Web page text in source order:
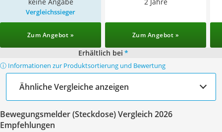
Vergleichssieger
Zum Angebot » Zum Angebot »
Erhältlich bei *
ⓘ Informationen zur Produktsortierung und Bewertung
Ähnliche Vergleiche anzeigen
Bewegungsmelder (Steckdose) Vergleich 2026
Empfehlungen